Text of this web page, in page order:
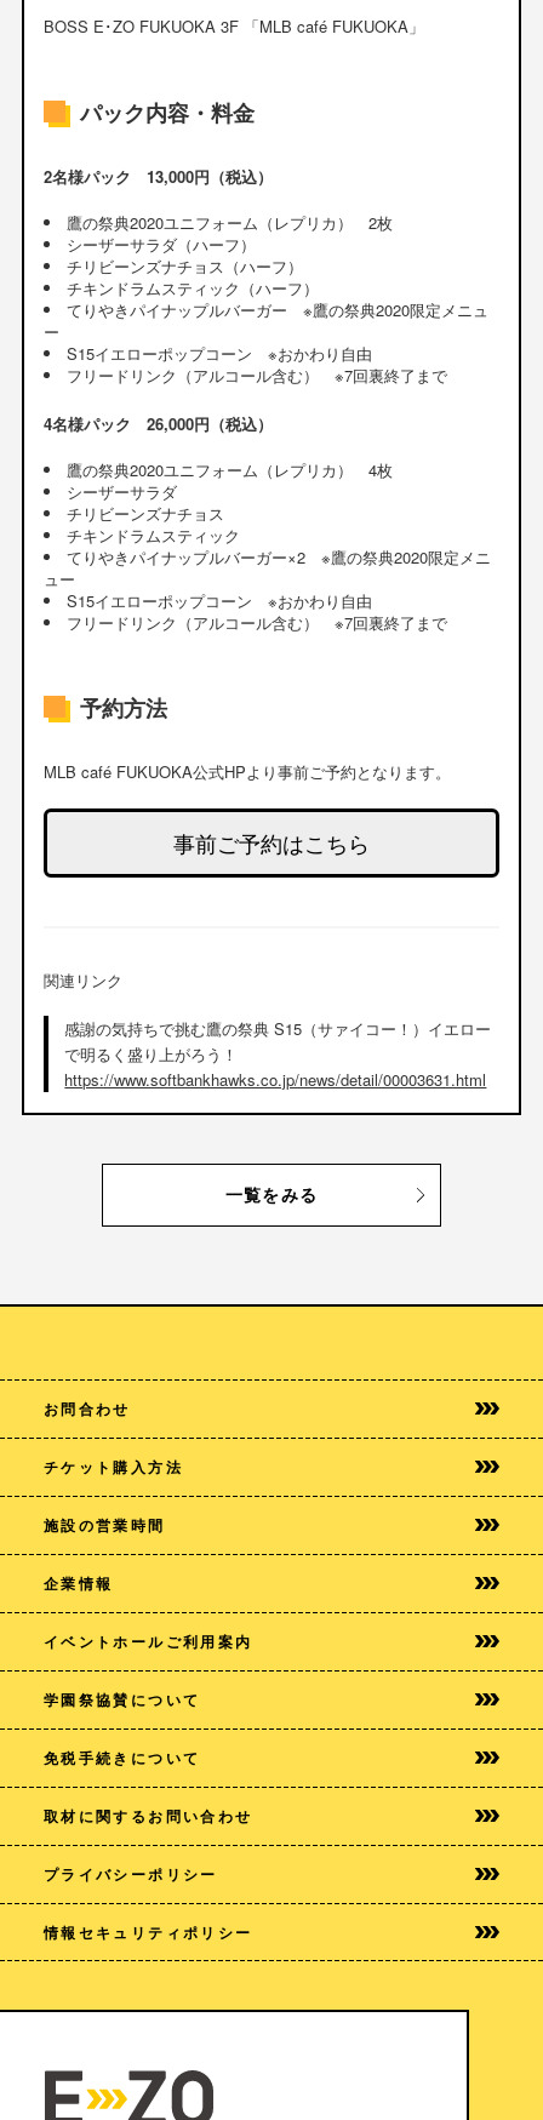
BOSS E･ZO FUKUOKA 3F 「MLB café FUKUOKA」
パック内容・料金
2名様パック 13,000円（税込）
鷹の祭典2020ユニフォーム（レプリカ） 2枚
シーザーサラダ（ハーフ）
チリビーンズナチョス（ハーフ）
チキンドラムスティック（ハーフ）
てりやきパイナップルバーガー ※鷹の祭典2020限定メニュ
ー
S15イエローポップコーン ※おかわり自由
フリードリンク（アルコール含む） ※7回裏終了まで
4名様パック 26,000円（税込）
鷹の祭典2020ユニフォーム（レプリカ） 4枚
シーザーサラダ
チリビーンズナチョス
チキンドラムスティック
てりやきパイナップルバーガー×2 ※鷹の祭典2020限定メニ
ュー
S15イエローポップコーン ※おかわり自由
フリードリンク（アルコール含む） ※7回裏終了まで
予約方法
MLB café FUKUOKA公式HPより事前ご予約となります。
事前ご予約はこちら
関連リンク
感謝の気持ちで挑む鷹の祭典 S15（サァイコー！）イエロー
で明るく盛り上がろう！
https://www.softbankhawks.co.jp/news/detail/00003631.html
一覧をみる
お問合わせ
チケット購入方法
施設の営業時間
企業情報
イベントホールご利用案内
学園祭協賛について
免税手続きについて
取材に関するお問い合わせ
プライバシーポリシー
情報セキュリティポリシー